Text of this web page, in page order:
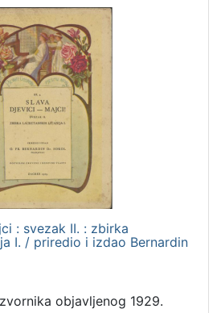
: svezak II. : zbirka
I. / priredio i izdao Bernardin
objavljenog 1929.